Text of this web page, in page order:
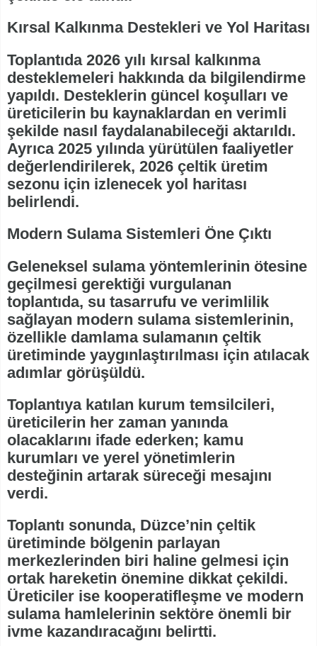
Kırsal Kalkınma Destekleri ve Yol Haritası
Toplantıda 2026 yılı kırsal kalkınma
desteklemeleri hakkında da bilgilendirme
yapıldı. Desteklerin güncel koşulları ve
üreticilerin bu kaynaklardan en verimli
şekilde nasıl faydalanabileceği aktarıldı.
Ayrıca 2025 yılında yürütülen faaliyetler
değerlendirilerek, 2026 çeltik üretim
sezonu için izlenecek yol haritası
belirlendi.
Modern Sulama Sistemleri Öne Çıktı
Geleneksel sulama yöntemlerinin ötesine
geçilmesi gerektiği vurgulanan
toplantıda, su tasarrufu ve verimlilik
sağlayan modern sulama sistemlerinin,
özellikle damlama sulamanın çeltik
üretiminde yaygınlaştırılması için atılacak
adımlar görüşüldü.
Toplantıya katılan kurum temsilcileri,
üreticilerin her zaman yanında
olacaklarını ifade ederken; kamu
kurumları ve yerel yönetimlerin
desteğinin artarak süreceği mesajını
verdi.
Toplantı sonunda, Düzce’nin çeltik
üretiminde bölgenin parlayan
merkezlerinden biri haline gelmesi için
ortak hareketin önemine dikkat çekildi.
Üreticiler ise kooperatifleşme ve modern
sulama hamlelerinin sektöre önemli bir
ivme kazandıracağını belirtti.